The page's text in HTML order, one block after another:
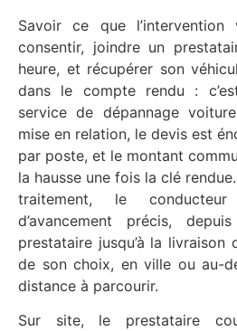
Savoir ce que
consentir, joindre un
heure, et récupérer son
dans le compte rendu :
service de dépannage
mise en relation, le devis est
par poste, et le montant
la hausse une fois la clé
traitement, le
d’avancement précis,
prestataire jusqu’à la livraison
de son choix, en ville ou au-
distance à parcourir.
Sur site, le prestataire